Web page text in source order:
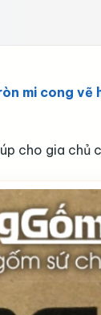
mi cong
cho gia